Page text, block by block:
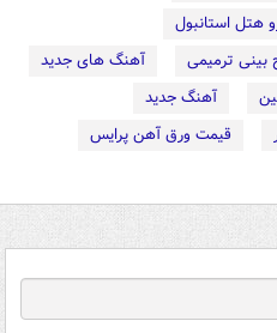
هتل استانبول
بینی ترمیمی
آهنگ های جدید
آهنگ جدید
قیمت ورق آهن پرایس